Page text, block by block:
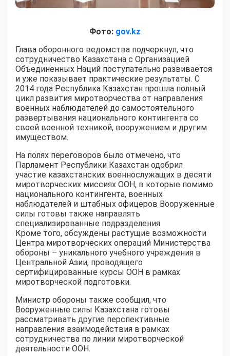
Фото: gov.kz
Глава оборонного ведомства подчеркнул, что
сотрудничество Казахстана с Организацией
Объединенных Наций поступательно развивается
и уже показывает практические результаты. С
2014 года Республика Казахстан прошла полный
цикл развития миротворчества от направления
военных наблюдателей до самостоятельного
развертывания национального контингента со
своей военной техникой, вооружением и другим
имуществом.
На полях переговоров было отмечено, что
Парламент Республики Казахстан одобрил
участие казахстанских военнослужащих в десяти
миротворческих миссиях ООН, в которые помимо
национального контингента, военных
наблюдателей и штабных офицеров Вооруженные
силы готовы также направлять
специализированные подразделения
Кроме того, обсуждены растущие возможности
Центра миротворческих операций Министерства
обороны – уникального учебного учреждения в
Центральной Азии, проводящего
сертифицированные курсы ООН в рамках
миротворческой подготовки.
Министр обороны также сообщил, что
Вооруженные силы Казахстана готовы
рассматривать другие перспективные
направления взаимодействия в рамках
сотрудничества по линии миротворческой
деятельности ООН.